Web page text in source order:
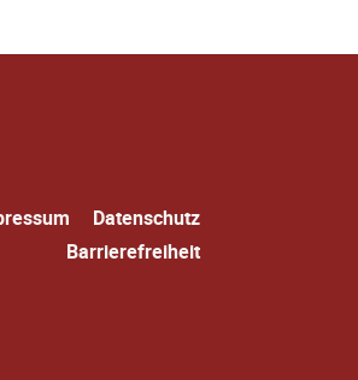
Datenschutz
Barrierefreiheit